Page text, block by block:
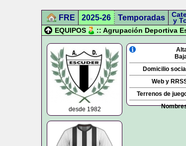
FRE 2025-26 Temporadas y
EQUIPOS
:: Agrupación Deportiva
desde 1982
Domicilio
Web y
Terrenos de